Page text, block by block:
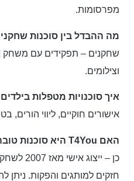
מפרסומות.
מה ההבדל בין סוכנות
שחקנים – תפקידים עם משחק
וצילומים.
איך סוכנויות מטפלות בילדים
אישורים חוקיים, ליווי הורים,
האם T4You היא סוכנות טובה בישראל?
כן –
חזקים למותגים והפקות. ניתן